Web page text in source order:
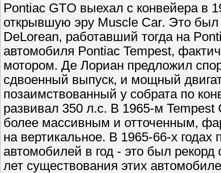
Pontiac GTO выехал с конвейера в
открывшую эру Muscle Car. Это был
DeLorean, работавший тогда на
автомобиля Pontiac Tempest,
мотором. Де Лориан предложил
сдвоенный выпуск, и мощный
позаимствованный у собрата по
развивал 350 л.с. В 1965-м
более массивным и отточенным,
на вертикальное. В 1965-66-х годах
автомобилей в год - это был
лет существования этих